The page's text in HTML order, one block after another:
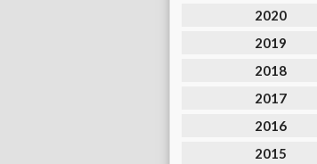
2020
2019
2018
2017
2016
2015